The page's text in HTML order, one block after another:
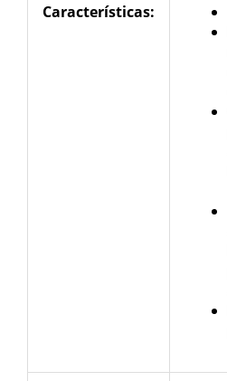
Características: